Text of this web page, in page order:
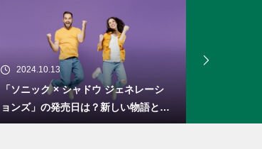
2024.10.13
「ソニック × シャドウ ジェネレーシ
ョンズ」の発売日は？新しい物語とシ
ステム
リメイク！